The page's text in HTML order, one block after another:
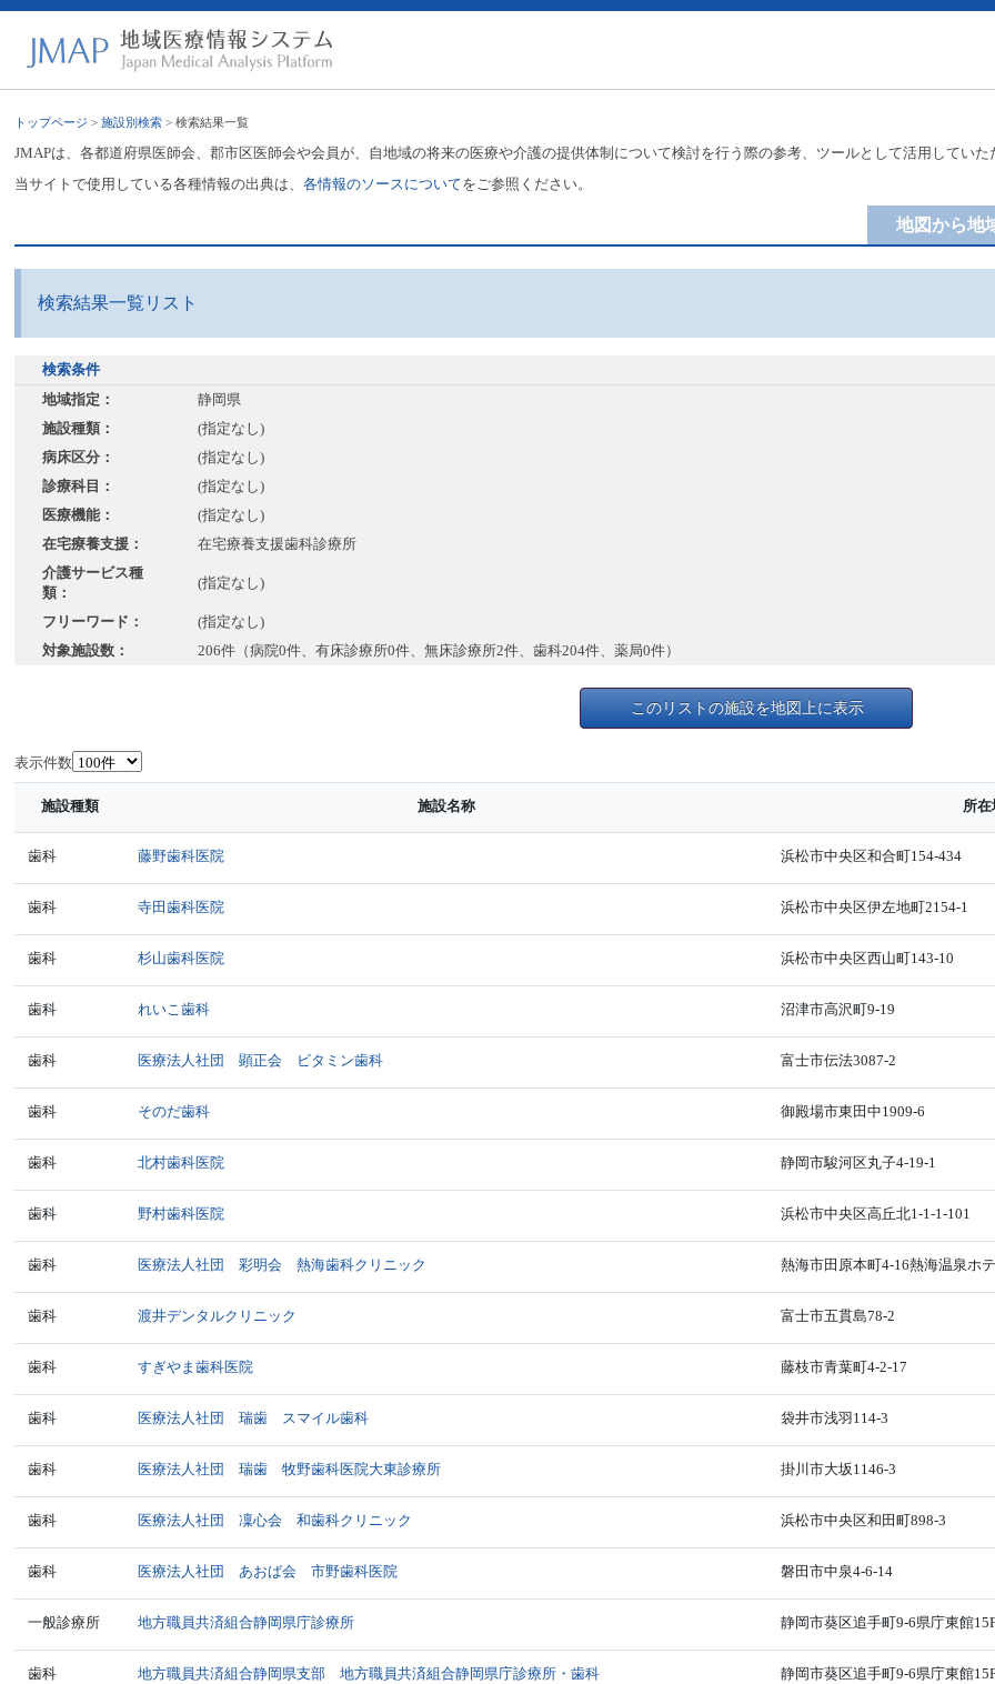
トップページ >施設別検索 > 検索結果一覧
JMAPは、各都道府県医師会、郡市区医師会や会員が、自地域の将来の医療や介護の提供体制について検討を行う際の参考、ツールとして活用していた
当サイトで使用している各種情報の出典は、各情報のソースについてをご参照ください。
地図から地
検索結果一覧リスト
検索条件
地域指定：
静岡県
施設種類：
(指定なし)
病床区分：
(指定なし)
診療科目：
(指定なし)
医療機能：
(指定なし)
在宅療養支援：
在宅療養支援歯科診療所
介護サービス種
類：
(指定なし)
フリーワード：
(指定なし)
対象施設数：
206件（病院0件、有床診療所0件、無床診療所2件、歯科204件、薬局0件）
このリストの施設を地図上に表示
表示件数
施設種類 施設名称 所在
歯科 藤野歯科医院 浜松市中央区和合町154-434
歯科 寺田歯科医院 浜松市中央区伊左地町2154-1
歯科 杉山歯科医院 浜松市中央区西山町143-10
歯科 れいこ歯科 沼津市高沢町9-19
歯科 医療法人社団 顕正会 ビタミン歯科 富士市伝法3087-2
歯科 そのだ歯科 御殿場市東田中1909-6
歯科 北村歯科医院 静岡市駿河区丸子4-19-1
歯科 野村歯科医院 浜松市中央区高丘北1-1-1-101
歯科 医療法人社団 彩明会 熱海歯科クリニック 熱海市田原本町4-16熱海温泉ホ
歯科 渡井デンタルクリニック 富士市五貫島78-2
歯科 すぎやま歯科医院 藤枝市青葉町4-2-17
歯科 医療法人社団 瑞歯 スマイル歯科 袋井市浅羽114-3
歯科 医療法人社団 瑞歯 牧野歯科医院大東診療所 掛川市大坂1146-3
歯科 医療法人社団 凜心会 和歯科クリニック 浜松市中央区和田町898-3
歯科 医療法人社団 あおば会 市野歯科医院 磐田市中泉4-6-14
一般診療所 地方職員共済組合静岡県庁診療所 静岡市葵区追手町9-6県庁東館
歯科 地方職員共済組合静岡県支部 地方職員共済組合静岡県庁診療所・歯科 静岡市葵区追手町9-6県庁東館